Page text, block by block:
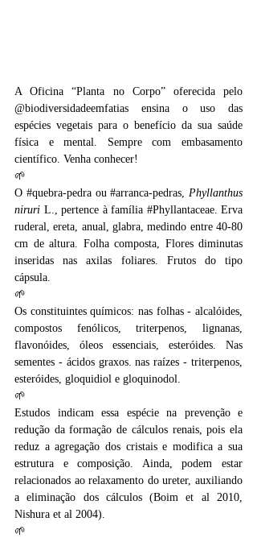
A Oficina “Planta no Corpo” oferecida pelo
@biodiversidadeemfatias ensina o uso das
espécies vegetais para o benefício da sua saúde
física e mental. Sempre com embasamento
científico. Venha conhecer!
🌱
O #quebra-pedra ou #arranca-pedras, Phyllanthus
niruri L., pertence à família #Phyllantaceae. Erva
ruderal, ereta, anual, glabra, medindo entre 40-80
cm de altura. Folha composta, Flores diminutas
inseridas nas axilas foliares. Frutos do tipo
cápsula.
🌱
Os constituintes químicos: nas folhas - alcalóides,
compostos fenólicos, triterpenos, lignanas,
flavonóides, óleos essenciais, esteróides. Nas
sementes - ácidos graxos. nas raízes - triterpenos,
esteróides, gloquidiol e gloquinodol.
🌱
Estudos indicam essa espécie na prevenção e
redução da formação de cálculos renais, pois ela
reduz a agregação dos cristais e modifica a sua
estrutura e composição. Ainda, podem estar
relacionados ao relaxamento do ureter, auxiliando
a eliminação dos cálculos (Boim et al 2010,
Nishura et al 2004).
🌱